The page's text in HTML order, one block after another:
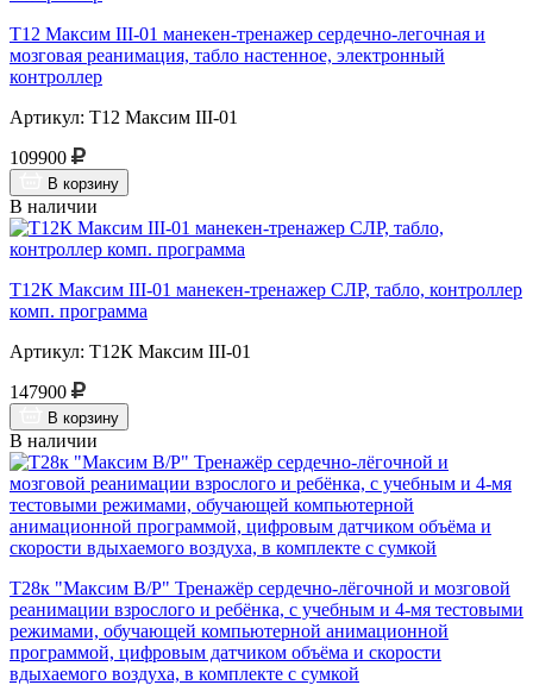
Т12 Максим III-01 манекен-тренажер сердечно-легочная и
мозговая реанимация, табло настенное, электронный
контроллер
Артикул: Т12 Максим III-01
109900
В корзину
В наличии
Т12К Максим III-01 манекен-тренажер СЛР, табло, контроллер
комп. программа
Артикул: Т12К Максим III-01
147900
В корзину
В наличии
Т28к "Максим В/Р" Тренажёр сердечно-лёгочной и мозговой
реанимации взрослого и ребёнка, с учебным и 4-мя тестовыми
режимами, обучающей компьютерной анимационной
программой, цифровым датчиком объёма и скорости
вдыхаемого воздуха, в комплекте с сумкой